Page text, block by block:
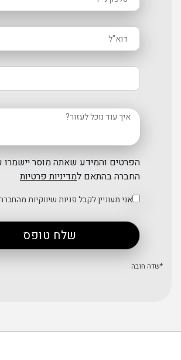
הפרטים והמידע שאתה מוסר יישמרו
החברה בהתאם למדיניות פרטיות
אני מעוניין לקבל פניות שיווקיות